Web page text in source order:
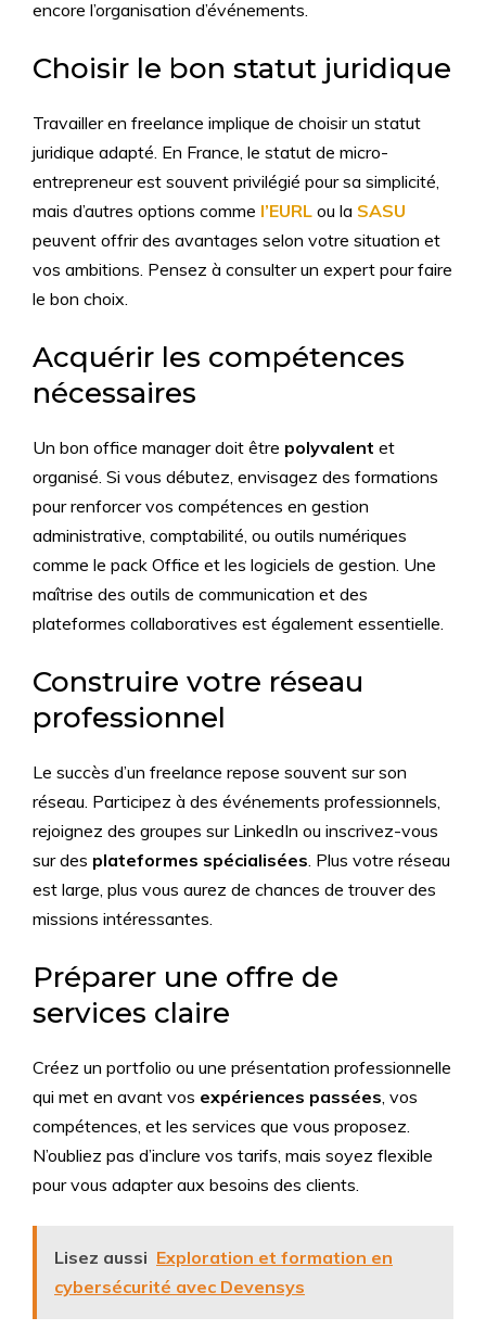
encore l’organisation d’événements.
Choisir le bon statut juridique
Travailler en freelance implique de choisir un statut
juridique adapté. En France, le statut de micro-
entrepreneur est souvent privilégié pour sa simplicité,
mais d’autres options comme l’EURL ou la SASU
peuvent offrir des avantages selon votre situation et
vos ambitions. Pensez à consulter un expert pour faire
le bon choix.
Acquérir les compétences
nécessaires
Un bon office manager doit être polyvalent et
organisé. Si vous débutez, envisagez des formations
pour renforcer vos compétences en gestion
administrative, comptabilité, ou outils numériques
comme le pack Office et les logiciels de gestion. Une
maîtrise des outils de communication et des
plateformes collaboratives est également essentielle.
Construire votre réseau
professionnel
Le succès d’un freelance repose souvent sur son
réseau. Participez à des événements professionnels,
rejoignez des groupes sur LinkedIn ou inscrivez-vous
sur des plateformes spécialisées. Plus votre réseau
est large, plus vous aurez de chances de trouver des
missions intéressantes.
Préparer une offre de
services claire
Créez un portfolio ou une présentation professionnelle
qui met en avant vos expériences passées, vos
compétences, et les services que vous proposez.
N’oubliez pas d’inclure vos tarifs, mais soyez flexible
pour vous adapter aux besoins des clients.
Lisez aussi Exploration et formation en
cybersécurité avec Devensys